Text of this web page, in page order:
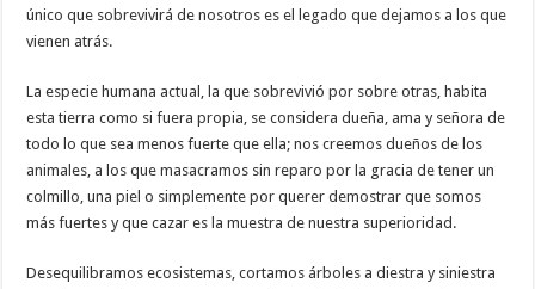
único que sobrevivirá de nosotros es el legado que dejamos a los que
vienen atrás.
La especie humana actual, la que sobrevivió por sobre otras, habita
esta tierra como si fuera propia, se considera dueña, ama y señora de
todo lo que sea menos fuerte que ella; nos creemos dueños de los
animales, a los que masacramos sin reparo por la gracia de tener un
colmillo, una piel o simplemente por querer demostrar que somos
más fuertes y que cazar es la muestra de nuestra superioridad.
Desequilibramos ecosistemas, cortamos árboles a diestra y siniestra